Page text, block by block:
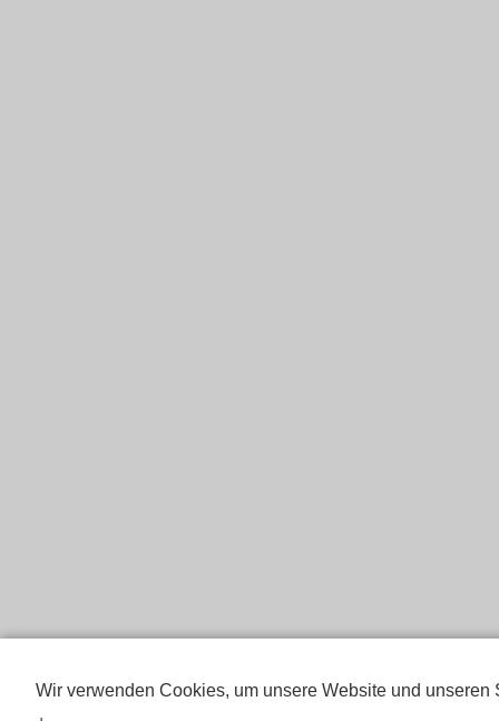
Wir verwenden Cookies, um unsere Website und